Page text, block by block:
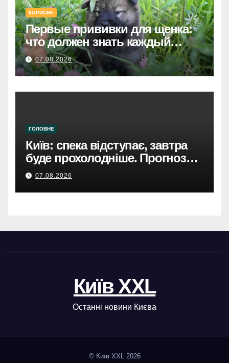
КОРИСНЕ
Первые прививки для щенка:
что должен знать каждый
хозяин
07.08.2026
ГОЛОВНЕ
Київ: спека відступає, завтра
буде прохолодніше. Прогноз
погоди
07.08.2026
Київ XXL
Останні новини Києва
© Київ XXL 2026